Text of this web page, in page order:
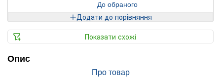
До обраного
Додати до порівняння
Показати схожі
Опис
Про товар